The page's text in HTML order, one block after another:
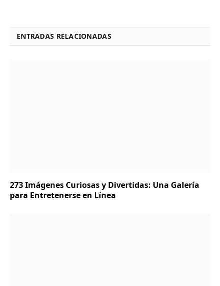
ENTRADAS RELACIONADAS
273 Imágenes Curiosas y Divertidas: Una Galería
para Entretenerse en Línea